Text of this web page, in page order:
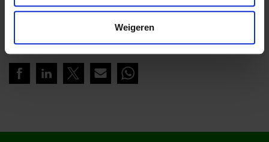
Weigeren
Deel dit bericht op social media!